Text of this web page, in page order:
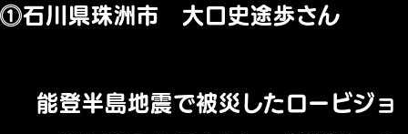
⓵石川県珠洲市 大口史途歩さん
能登半島地震で被災したロービジョ